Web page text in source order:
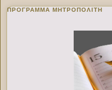
ΠΡΌΓΡΑΜΜΑ ΜΗΤΡΟΠΟΛΊΤΗ